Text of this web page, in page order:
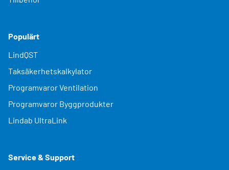
Populärt
LindQST
Taksäkerhetskalkylator
Programvaror Ventilation
Programvaror Byggprodukter
Lindab UltraLink
Service & Support